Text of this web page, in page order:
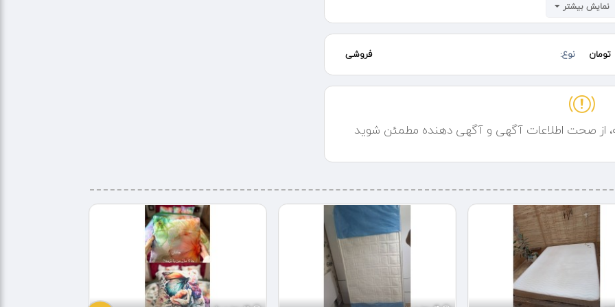
سطح شهر
نمایش بیشتر
تومان نوع: فروشی
از صحت اطلاعات آگهی و آگهی دهنده مطمئن شوید